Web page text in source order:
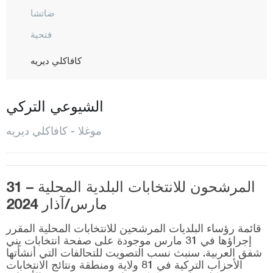
ضاتشا
فتحية
كافاكلي ديريه
مرمريس
مينتيشيه
أورطاجا
سيدي كيمير
أولا
يطاغان
موش
الشيوعي التركي
موغلا - كافاكلي ديريه
المرشحون للانتخابات البلدية المحلية – 31
مارس/آذار 2024
قائمة رؤساء البلديات المرشحين للانتخابات المحلية المقرر
إجراؤها في 31 مارس موجودة على صفحة انتخابات يني
شفق العربية. سنبث نسب التصويت للتحالفات التي أنشأتها
الأحزاب التركية في 81 ولاية ومنطقة ونتائج الانتخابات